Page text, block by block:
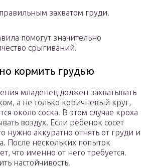
захватом груди.
помогут значительно
срыгиваний.
кормить грудью
младенец должен захватывать
а не только коричневый круг,
около соска. В этом случае кроха
воздух. Если ребенок сосет
нужно аккуратно отнять от груди и
После нескольких попыток
что именно от него требуется.
настойчивость.